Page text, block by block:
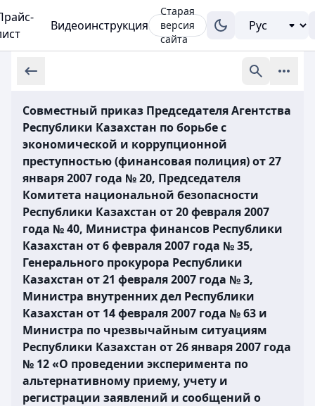
Видеоинструкция
Старая
версия
сайта
Совместный приказ Председателя Агентства
Республики Казахстан по борьбе с
экономической и коррупционной
преступностью (финансовая полиция) от 27
января 2007 года № 20, Председателя
Комитета национальной безопасности
Республики Казахстан от 20 февраля 2007
года № 40, Министра финансов Республики
Казахстан от 6 февраля 2007 года № 35,
Генерального прокурора Республики
Казахстан от 21 февраля 2007 года № 3,
Министра внутренних дел Республики
Казахстан от 14 февраля 2007 года № 63 и
Министра по чрезвычайным ситуациям
Республики Казахстан от 26 января 2007 года
№ 12 «О проведении эксперимента по
альтернативному приему, учету и
регистрации заявлений и сообщений о